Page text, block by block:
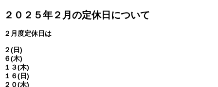
２０２５年２月の定休日について
２月度定休日は
２(日)
６(木)
１３(木)
１６(日)
２０(木)